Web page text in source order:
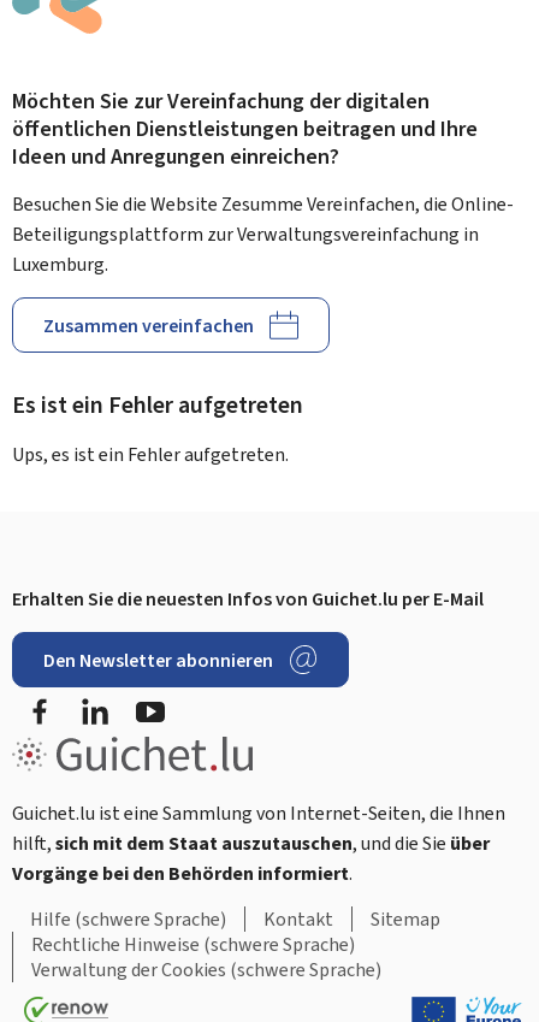
Möchten Sie zur Vereinfachung der digitalen
öffentlichen Dienstleistungen beitragen und Ihre
Ideen und Anregungen einreichen?
Besuchen Sie die Website Zesumme Vereinfachen, die Online-
Beteiligungsplattform zur Verwaltungsvereinfachung in
Luxemburg.
Zusammen vereinfachen
Es ist ein Fehler aufgetreten
Ups, es ist ein Fehler aufgetreten.
Footer
Erhalten Sie die neuesten Infos von Guichet.lu per E-Mail
Den Newsletter abonnieren
FacebookLinkedIn
Guichet.lu ist eine Sammlung von Internet-Seiten, die Ihnen
hilft,sich mit dem Staat auszutauschen, und die Sie über
Vorgänge bei den Behörden informiert.
Hilfe (schwere Sprache)
Kontakt
Sitemap
Rechtliche Hinweise (schwere Sprache)
Verwaltung der Cookies (schwere Sprache)